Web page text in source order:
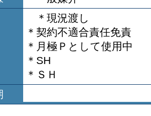
＊現況渡し
＊契約不適合責任免責
＊月極Ｐとして使用中
＊SH
＊ＳＨ